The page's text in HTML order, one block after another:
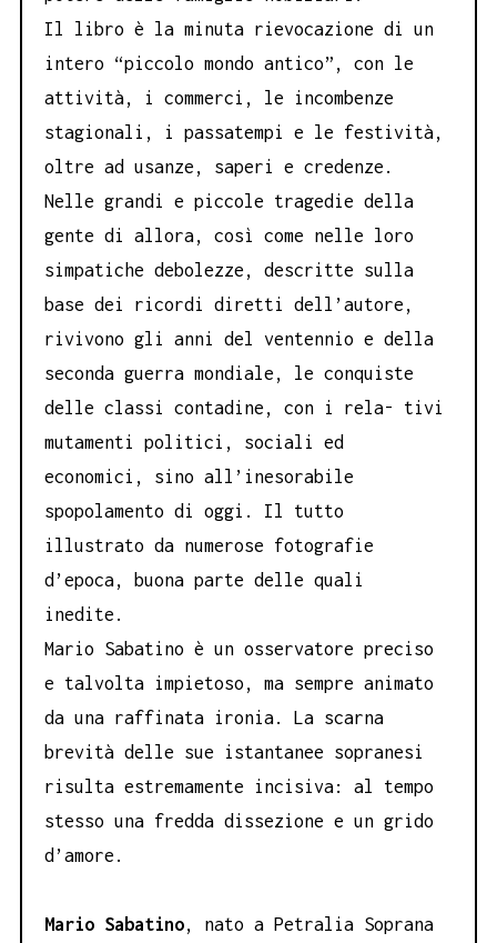
Il libro è la minuta rievocazione di un
intero “piccolo mondo antico”, con le
attività, i commerci, le incombenze
stagionali, i passatempi e le festività,
oltre ad usanze, saperi e credenze.
Nelle grandi e piccole tragedie della
gente di allora, così come nelle loro
simpatiche debolezze, descritte sulla
base dei ricordi diretti dell’autore,
rivivono gli anni del ventennio e della
seconda guerra mondiale, le conquiste
delle classi contadine, con i rela- tivi
mutamenti politici, sociali ed
economici, sino all’inesorabile
spopolamento di oggi. Il tutto
illustrato da numerose fotografie
d’epoca, buona parte delle quali
inedite.
Mario Sabatino è un osservatore preciso
e talvolta impietoso, ma sempre animato
da una raffinata ironia. La scarna
brevità delle sue istantanee sopranesi
risulta estremamente incisiva: al tempo
stesso una fredda dissezione e un grido
d’amore.
Mario Sabatino, nato a Petralia Soprana